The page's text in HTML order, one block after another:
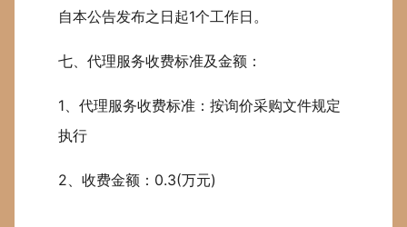
自本公告发布之日起1个工作日。
七、代理服务收费标准及金额：
1、代理服务收费标准：按询价采购文件规定
执行
2、收费金额：0.3(万元)